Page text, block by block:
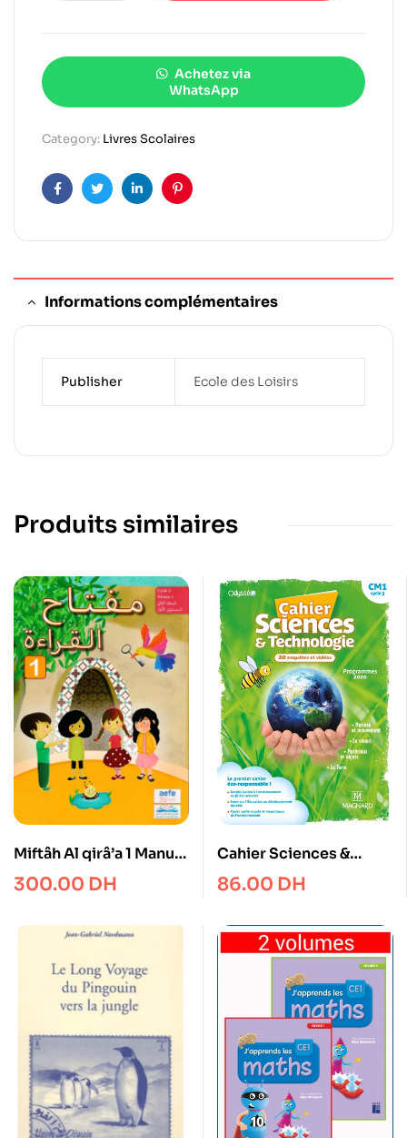
Achetez via
WhatsApp
Category: Livres Scolaires
FacebookTwitterLinkedinPinterest
Informations complémentaires
Publisher Ecole des Loisirs
Produits similaires
Miftâh Al qirâ’a 1 Manuel
avec CD Cahier
D’activités
300.00 DH
Cahier Sciences &
Technologie CM1
Odysséo
86.00 DH